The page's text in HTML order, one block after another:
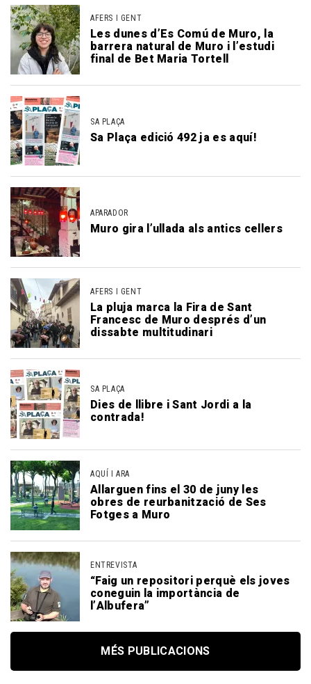
AFERS I GENT
Les dunes d’Es Comú de Muro, la
barrera natural de Muro i l’estudi
final de Bet Maria Tortell
SA PLAÇA
Sa Plaça edició 492 ja es aquí!
APARADOR
Muro gira l’ullada als antics cellers
AFERS I GENT
La pluja marca la Fira de Sant
Francesc de Muro després d’un
dissabte multitudinari
SA PLAÇA
Dies de llibre i Sant Jordi a la
contrada!
AQUÍ I ARA
Allarguen fins el 30 de juny les
obres de reurbanització de Ses
Fotges a Muro
ENTREVISTA
“Faig un repositori perquè els joves
coneguin la importància de
l’Albufera”
MÉS PUBLICACIONS